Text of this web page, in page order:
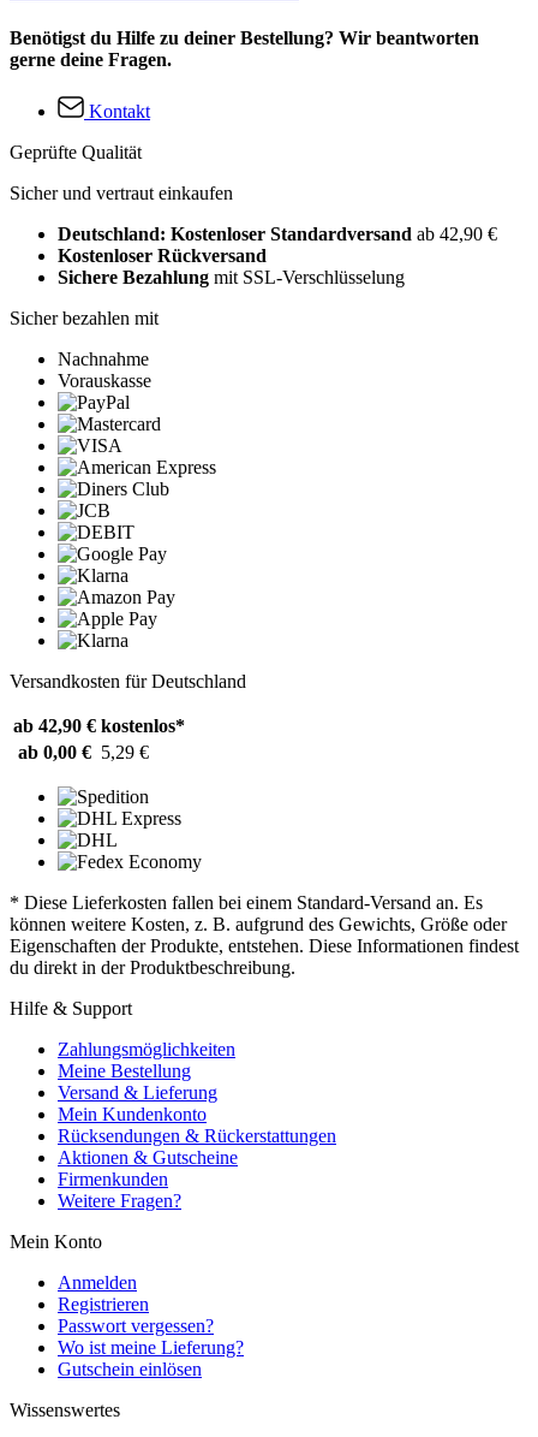
Benötigst du Hilfe zu deiner Bestellung? Wir beantworten
gerne deine Fragen.
Kontakt
Geprüfte Qualität
Sicher und vertraut einkaufen
Deutschland: Kostenloser Standardversand ab 42,90 €
Kostenloser Rückversand
Sichere Bezahlung mit SSL-Verschlüsselung
Sicher bezahlen mit
Nachnahme
Vorauskasse
Versandkosten für Deutschland
ab 42,90 € kostenlos*
ab 0,00 € 5,29 €
* Diese Lieferkosten fallen bei einem Standard-Versand an. Es
können weitere Kosten, z. B. aufgrund des Gewichts, Größe oder
Eigenschaften der Produkte, entstehen. Diese Informationen findest
du direkt in der Produktbeschreibung.
Hilfe & Support
Zahlungsmöglichkeiten
Meine Bestellung
Versand & Lieferung
Mein Kundenkonto
Rücksendungen & Rückerstattungen
Aktionen & Gutscheine
Firmenkunden
Weitere Fragen?
Mein Konto
Anmelden
Registrieren
Passwort vergessen?
Wo ist meine Lieferung?
Gutschein einlösen
Wissenswertes